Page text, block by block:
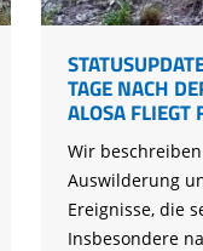
TAGE NACH
ALOSA FLIEGT
Wir
Auswilderung
Ereignisse, die
Insbesondere